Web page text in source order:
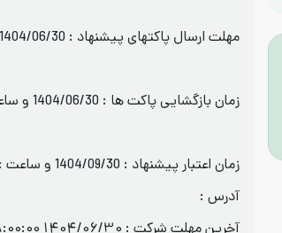
مهلت ارسال پاکتهای پیشنهاد : 1404/06/30 و ساعت : 08:00
زمان بازگشایی پاکت ها : 1404/06/30 و ساعت : 08:05
زمان اعتبار پیشنهاد : 1404/09/30 و ساعت : 08:00
آدرس :